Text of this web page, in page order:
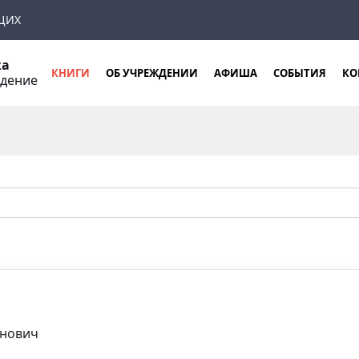
КНИГИ ОБ УЧРЕЖДЕНИИ АФИША СОБЫТИЯ